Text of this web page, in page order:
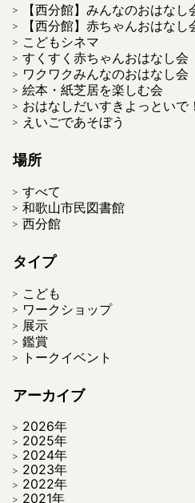
【西分館】みんなのおはなし
【西分館】赤ちゃんおはなし
こどもシネマ
すくすく赤ちゃんおはなし会
ワクワクみんなのおはなし会
絵本・紙芝居を楽しむ会
おはなしだいすきよっといで！
えいごであそぼう
場所
すべて
和歌山市民図書館
西分館
タイプ
こども
ワークショップ
展示
鑑賞
トークイベント
アーカイブ
2026年
2025年
2024年
2023年
2022年
2021年